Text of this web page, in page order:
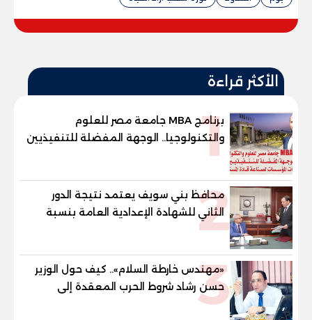
الأكثر قراءة
1
برنامج MBA جامعة مصر للعلوم
والتكنولوجيا.. الوجهة المفضلة للتنفيذيين
وقيادات المؤسسات لصناعة قادة
2
محافظ بني سويف يعتمد نتيجة الدور
الثاني للشهادة الإعدادية العامة بنسبة
والنور للمكفوفين
3
«مهندس خارطة السلام».. كيف حول الوزير
حسن رشاد شروط الحرب المعقدة إلى
"خارطة طريق" للانسحاب والإعمار؟